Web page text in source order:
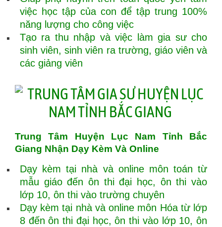
việc học tập của con để tập trung 100%
năng lượng cho công việc
Tạo ra thu nhập và việc làm gia sư cho
sinh viên, sinh viên ra trường, giáo viên và
các giảng viên
Trung Tâm Huyện Lục Nam Tỉnh Bắc
Giang Nhận Dạy Kèm Và Online
Dạy kèm tại nhà và online môn toán từ
mẫu giáo đến ôn thi đại học, ôn thi vào
lớp 10, ôn thi vào trường chuyên
Dạy kèm tại nhà và online môn Hóa từ lớp
8 đến ôn thi đại học, ôn thi vào lớp 10, ôn